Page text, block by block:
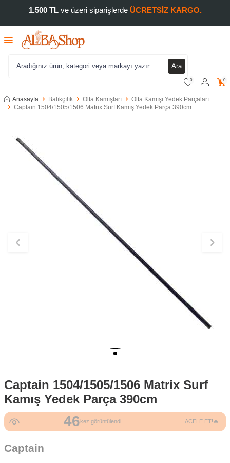
1.500 TLve üzeri siparişlerde ÜCRETSİZ KARGO.
Ara
0 0
Anasayfa Balıkçılık Olta Kamışları
Olta Kamışı Yedek Parçaları
Captain 1504/1505/1506 Matrix Surf Kamış Yedek Parça 390cm
Captain 1504/1505/1506 Matrix Surf
Kamış Yedek Parça 390cm
46kez görüntülendi ACELE ET!🔥
Captain